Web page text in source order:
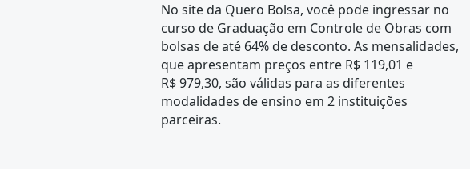
No site da Quero Bolsa, você pode ingressar no
curso de Graduação em Controle de Obras com
bolsas de até 64% de desconto. As mensalidades,
que apresentam preços entre R$ 119,01 e
R$ 979,30, são válidas para as diferentes
modalidades de ensino em 2 instituições
parceiras.